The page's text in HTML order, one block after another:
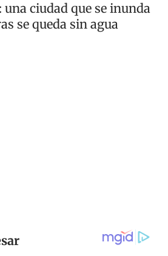
una ciudad que se inunda
se queda sin agua